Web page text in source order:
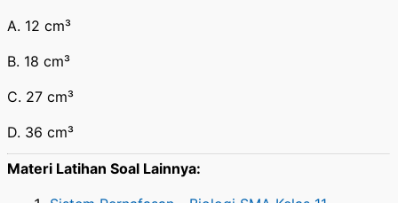
A. 12 cm³
B. 18 cm³
C. 27 cm³
D. 36 cm³
Materi Latihan Soal Lainnya: